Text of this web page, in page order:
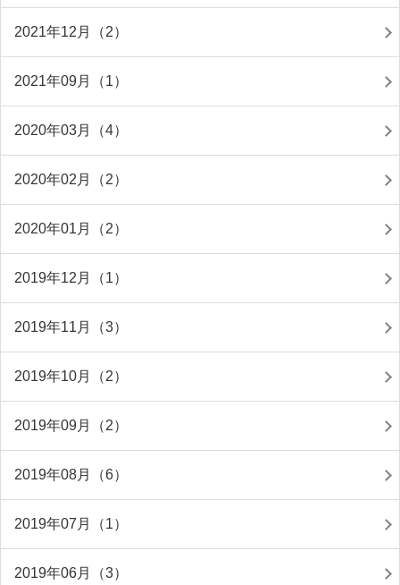
2021年12月（2）
2021年09月（1）
2020年03月（4）
2020年02月（2）
2020年01月（2）
2019年12月（1）
2019年11月（3）
2019年10月（2）
2019年09月（2）
2019年08月（6）
2019年07月（1）
2019年06月（3）